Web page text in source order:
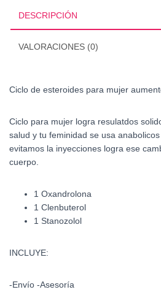
cantidad
DESCRIPCIÓN
VALORACIONES (0)
Ciclo de esteroides para mujer
Ciclo para mujer logra resulatdos
salud y tu feminidad se usa
evitamos la inyecciones logra ese
cuerpo.
1 Oxandrolona
1 Clenbuterol
1 Stanozolol
INCLUYE:
-Envío -Asesoría